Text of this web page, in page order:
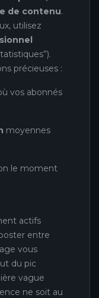
de contenu.
utilisez
précieuses :
vos abonnés
moyennes
le moment
actifs
entre
vous
du pic
vague
ne soit au